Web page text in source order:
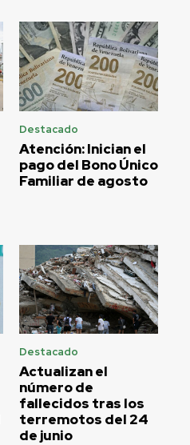
Destacado
Atención: Inician el
pago del Bono Único
Familiar de agosto
Destacado
Actualizan el
número de
fallecidos tras los
terremotos del 24
de junio